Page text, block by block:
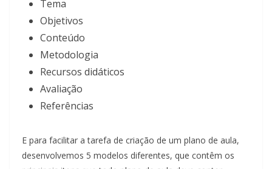
Tema
Objetivos
Conteúdo
Metodologia
Recursos didáticos
Avaliação
Referências
E para facilitar a tarefa de criação de um plano de aula,
desenvolvemos 5 modelos diferentes, que contêm os